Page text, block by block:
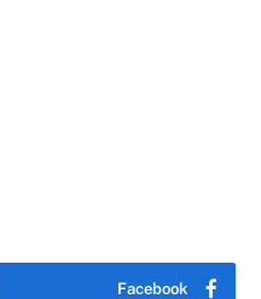
Facebook